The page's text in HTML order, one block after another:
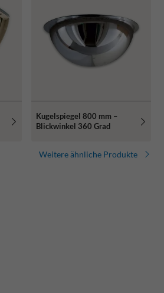
Kugelspiegel 800 mm –
Blickwinkel 360 Grad
Weitere ähnliche Produkte